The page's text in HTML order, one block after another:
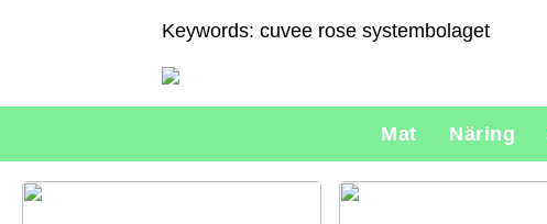
Keywords: cuvee rose systembolaget
Mat Näring